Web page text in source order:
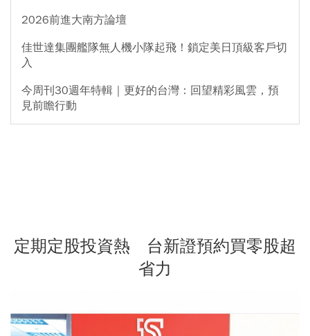
2026前進大南方論壇
佳世達集團艦隊無人機小隊起飛！鎖定美日頂級客戶切
入
今周刊30週年特輯｜更好的台灣：回望精彩風雲，預
見前瞻行動
定期定股投資熱 台新證預約買零股超
省力